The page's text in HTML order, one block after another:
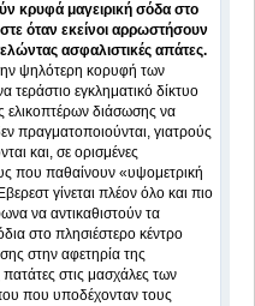
κρυφά μαγειρική σόδα στο
όταν εκείνοι αρρωστήσουν
ασφαλιστικές απάτες.
ψηλότερη κορυφή των
τεράστιο εγκληματικό δίκτυο
ελικοπτέρων διάσωσης να
πραγματοποιούνται, γιατρούς
και, σε ορισμένες
που παθαίνουν «υψομετρική
γίνεται πλέον όλο και πιο
να αντικαθιστούν τα
στο πλησιέστερο κέντρο
στην αφετηρία της
πατάτες στις μασχάλες των
που υποδέχονταν τους